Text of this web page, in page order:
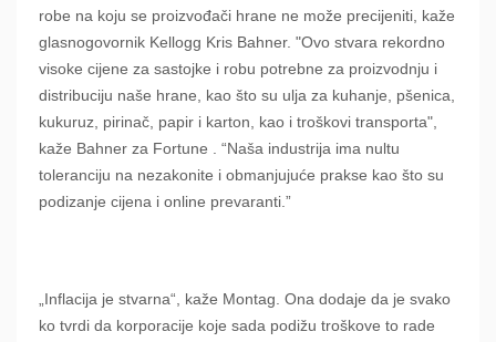
robe na koju se proizvođači hrane ne može precijeniti, kaže
glasnogovornik Kellogg Kris Bahner. "Ovo stvara rekordno
visoke cijene za sastojke i robu potrebne za proizvodnju i
distribuciju naše hrane, kao što su ulja za kuhanje, pšenica,
kukuruz, pirinač, papir i karton, kao i troškovi transporta",
kaže Bahner za Fortune . “Naša industrija ima nultu
toleranciju na nezakonite i obmanjujuće prakse kao što su
podizanje cijena i online prevaranti.”
„Inflacija je stvarna“, kaže Montag. Ona dodaje da je svako
ko tvrdi da korporacije koje sada podižu troškove to rade